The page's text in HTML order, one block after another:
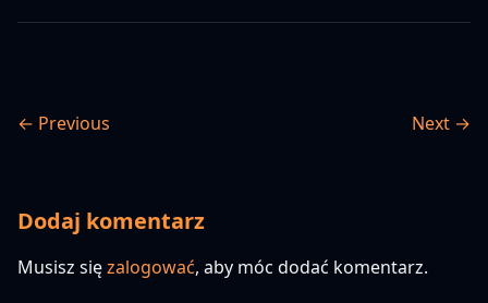
← Previous Next →
Dodaj komentarz
Musisz sięzalogować, aby móc dodać komentarz.